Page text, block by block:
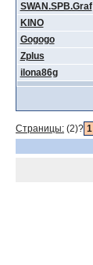
SWAN.SPB.Graf
KINO
Gogogo
Zplus
ilona86g
Страницы: (2)? 1